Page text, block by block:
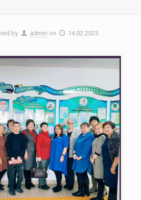
by admin on 14.02.2023